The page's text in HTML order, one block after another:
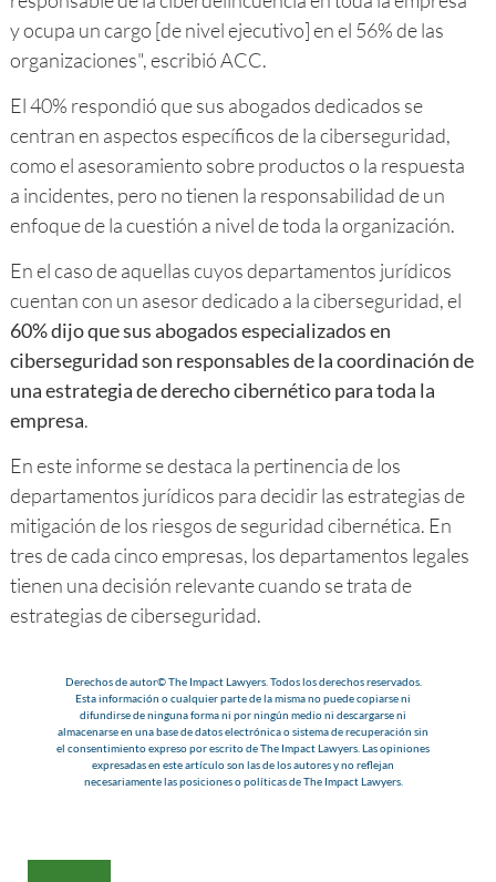
y ocupa un cargo [de nivel ejecutivo] en el 56% de las
organizaciones", escribió ACC.
El 40% respondió que sus abogados dedicados se
centran en aspectos específicos de la ciberseguridad,
como el asesoramiento sobre productos o la respuesta
a incidentes, pero no tienen la responsabilidad de un
enfoque de la cuestión a nivel de toda la organización.
En el caso de aquellas cuyos departamentos jurídicos
cuentan con un asesor dedicado a la ciberseguridad, el
60% dijo que sus abogados especializados en
ciberseguridad son responsables de la coordinación de
una estrategia de derecho cibernético para toda la
empresa.
En este informe se destaca la pertinencia de los
departamentos jurídicos para decidir las estrategias de
mitigación de los riesgos de seguridad cibernética. En
tres de cada cinco empresas, los departamentos legales
tienen una decisión relevante cuando se trata de
estrategias de ciberseguridad.
Derechos de autor© The Impact Lawyers. Todos los derechos reservados.
Esta información o cualquier parte de la misma no puede copiarse ni
difundirse de ninguna forma ni por ningún medio ni descargarse ni
almacenarse en una base de datos electrónica o sistema de recuperación sin
el consentimiento expreso por escrito de The Impact Lawyers. Las opiniones
expresadas en este artículo son las de los autores y no reflejan
necesariamente las posiciones o políticas de The Impact Lawyers.